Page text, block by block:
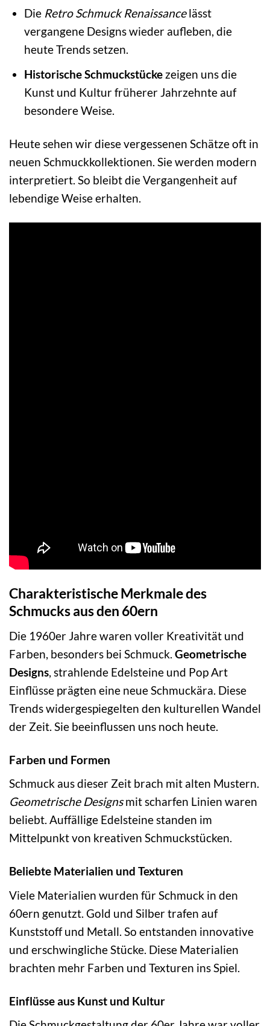
Die Retro Schmuck Renaissancelässt
vergangene Designs wieder aufleben, die
heute Trends setzen.
Historische Schmuckstückezeigen uns die
Kunst und Kultur früherer Jahrzehnte auf
besondere Weise.
Heute sehen wir diese vergessenen Schätze oft in
neuen Schmuckkollektionen. Sie werden modern
interpretiert. So bleibt die Vergangenheit auf
lebendige Weise erhalten.
Charakteristische Merkmale des
Schmucks aus den 60ern
Die 1960er Jahre waren voller Kreativität und
Farben, besonders bei Schmuck. Geometrische
Designs, strahlende Edelsteine und Pop Art
Einflüsse prägten eine neue Schmuckära. Diese
Trends widergespiegelten den kulturellen Wandel
der Zeit. Sie beeinflussen uns noch heute.
Farben und Formen
Schmuck aus dieser Zeit brach mit alten Mustern.
Geometrische Designsmit scharfen Linien waren
beliebt. Auffällige Edelsteine standen im
Mittelpunkt von kreativen Schmuckstücken.
Beliebte Materialien und Texturen
Viele Materialien wurden für Schmuck in den
60ern genutzt. Gold und Silber trafen auf
Kunststoff und Metall. So entstanden innovative
und erschwingliche Stücke. Diese Materialien
brachten mehr Farben und Texturen ins Spiel.
Einflüsse aus Kunst und Kultur